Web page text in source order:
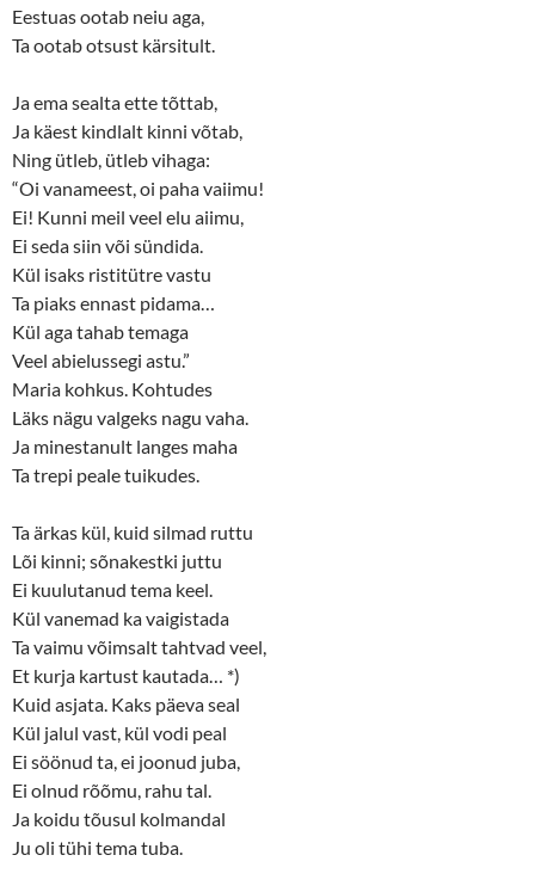
Eestuas ootab neiu aga,
Ta ootab otsust kärsitult.
Ja ema sealta ette tõttab,
Ja käest kindlalt kinni võtab,
Ning ütleb, ütleb vihaga:
“Oi vanameest, oi paha vaiimu!
Ei! Kunni meil veel elu aiimu,
Ei seda siin või sündida.
Kül isaks ristitütre vastu
Ta piaks ennast pidama…
Kül aga tahab temaga
Veel abielussegi astu.”
Maria kohkus. Kohtudes
Läks nägu valgeks nagu vaha.
Ja minestanult langes maha
Ta trepi peale tuikudes.
Ta ärkas kül, kuid silmad ruttu
Lõi kinni; sõnakestki juttu
Ei kuulutanud tema keel.
Kül vanemad ka vaigistada
Ta vaimu võimsalt tahtvad veel,
Et kurja kartust kautada… *)
Kuid asjata. Kaks päeva seal
Kül jalul vast, kül vodi peal
Ei söönud ta, ei joonud juba,
Ei olnud rõõmu, rahu tal.
Ja koidu tõusul kolmandal
Ju oli tühi tema tuba.